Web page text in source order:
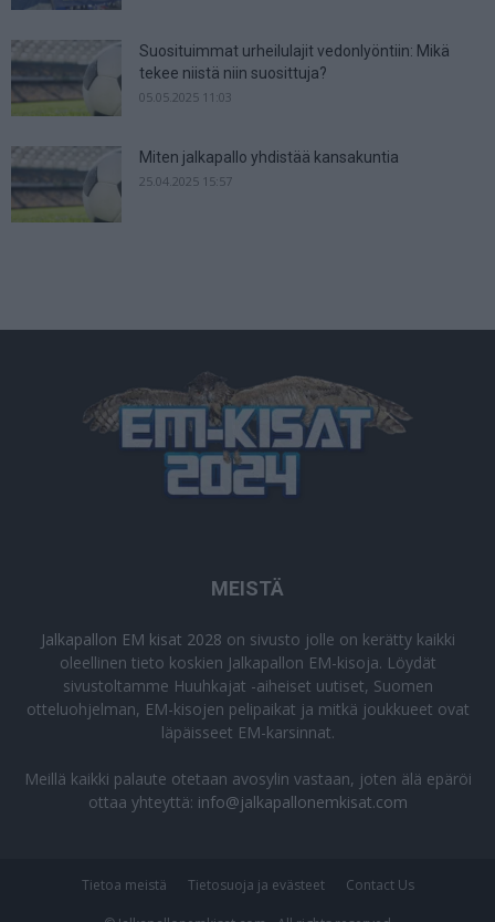
Suosituimmat urheilulajit vedonlyöntiin: Mikä
tekee niistä niin suosittuja?
05.05.2025 11:03
Miten jalkapallo yhdistää kansakuntia
25.04.2025 15:57
MEISTÄ
Jalkapallon EM kisat 2028 on sivusto jolle on kerätty kaikki
oleellinen tieto koskien Jalkapallon EM-kisoja. Löydät
sivustoltamme Huuhkajat -aiheiset uutiset, Suomen
otteluohjelman, EM-kisojen pelipaikat ja mitkä joukkueet ovat
läpäisseet EM-karsinnat.
Meillä kaikki palaute otetaan avosylin vastaan, joten älä epäröi
ottaa yhteyttä: info@jalkapallonemkisat.com
Tietoa meistä Tietosuoja ja evästeet Contact Us